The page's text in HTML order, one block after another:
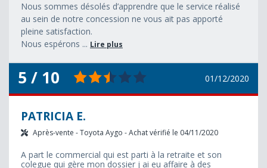
Nous sommes désolés d’apprendre que le service réalisé
au sein de notre concession ne vous ait pas apporté
pleine satisfaction.
Nous espérons ... Lire plus
5 / 10 01/12/2020
PATRICIA E.
Après-vente - Toyota Aygo - Achat vérifié le 04/11/2020
A part le commercial qui est parti à la retraite et son
colegue qui gère mon dossier j ai eu affaire à des